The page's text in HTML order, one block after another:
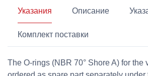
Указания Описание
Комплект поставки
The O-rings (NBR 70° Shore A) for the